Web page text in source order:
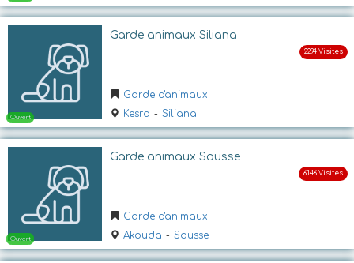
Ouvert
Ouvert
Garde animaux Siliana
Garde d'animaux
Kesra - Siliana
Garde animaux Sousse
Garde d'animaux
Akouda - Sousse